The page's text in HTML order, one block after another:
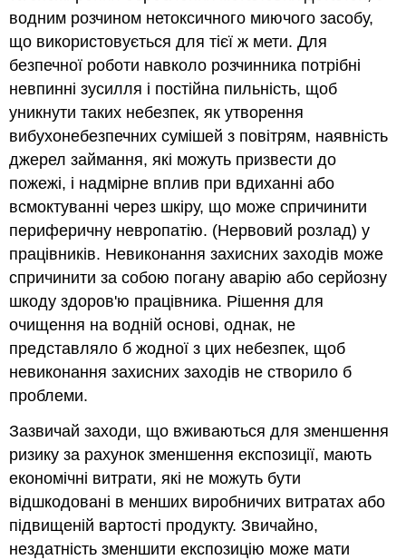
водним розчином нетоксичного миючого засобу,
що використовується для тієї ж мети. Для
безпечної роботи навколо розчинника потрібні
невпинні зусилля і постійна пильність, щоб
уникнути таких небезпек, як утворення
вибухонебезпечних сумішей з повітрям, наявність
джерел займання, які можуть призвести до
пожежі, і надмірне вплив при вдиханні або
всмоктуванні через шкіру, що може спричинити
периферичну невропатію. (Нервовий розлад) у
працівників. Невиконання захисних заходів може
спричинити за собою погану аварію або серйозну
шкоду здоров'ю працівника. Рішення для
очищення на водній основі, однак, не
представляло б жодної з цих небезпек, щоб
невиконання захисних заходів не створило б
проблеми.
Зазвичай заходи, що вживаються для зменшення
ризику за рахунок зменшення експозиції, мають
економічні витрати, які не можуть бути
відшкодовані в менших виробничих витратах або
підвищеній вартості продукту. Звичайно,
нездатність зменшити експозицію може мати